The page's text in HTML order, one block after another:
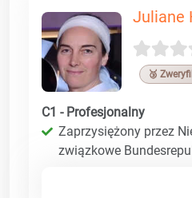
Juliane
🥉
C1 - Profesjonalny
Zaprzysiężony przez
związkowe